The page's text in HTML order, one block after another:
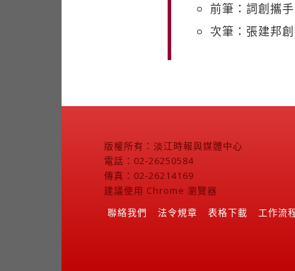
前筆：詞創攜
次筆：張建邦
版權所有：淡江時報與媒體中心
電話：02-26250584
傳真：02-26214169
建議使用 Chrome 瀏覽器
聯絡我們
法令規章 表格下載 工作流